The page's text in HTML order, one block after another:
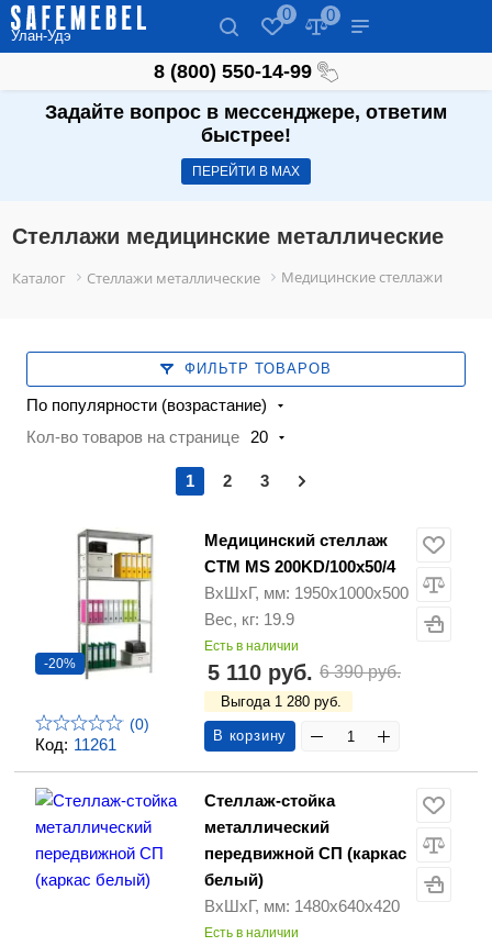
Улан-Удэ
0 0
8 (800) 550-14-99
Задайте вопрос в мессенджере, ответим
быстрее!
ПЕРЕЙТИ В МАХ
Стеллажи медицинские металлические
Каталог Стеллажи металлические Медицинские стеллажи
ФИЛЬТР ТОВАРОВ
По популярности (возрастание)
Кол-во товаров на странице
20
1 2 3
Код: 11261
-20%
(0)
Медицинский стеллаж
СТМ MS 200KD/100х50/4
ВхШхГ, мм: 1950х1000х500
Вес, кг: 19.9
Есть в наличии
5 110 руб. 6 390 руб.
Выгода 1 280 руб.
В корзину
Стеллаж-стойка
металлический
передвижной СП (каркас
белый)
ВхШхГ, мм: 1480х640х420
Есть в наличии